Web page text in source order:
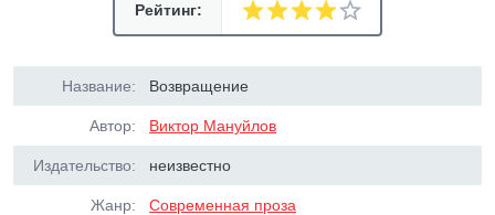
Рейтинг:
Название: Возвращение
Автор: Виктор Мануйлов
Издательство: неизвестно
Жанр: Современная проза